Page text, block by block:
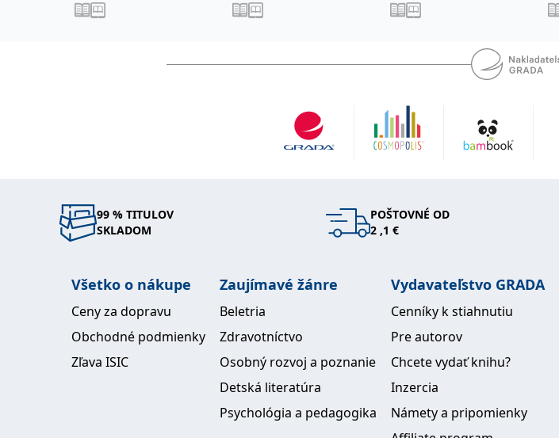
99 % TITULOV
SKLADOM
POŠTOVNÉ OD
2 ,1 €
Všetko o nákupe
Ceny za dopravu
Obchodné podmienky
Zľava ISIC
Zaujímavé žánre
Beletria
Zdravotníctvo
Osobný rozvoj a poznanie
Detská literatúra
Psychológia a pedagogika
Vydavateľstvo GRADA
Cenníky k stiahnutiu
Pre autorov
Chcete vydať knihu?
Inzercia
Námety a pripomienky